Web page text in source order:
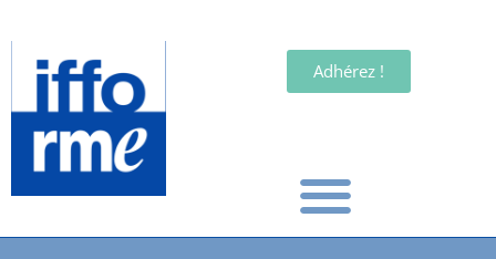
Adhérez !